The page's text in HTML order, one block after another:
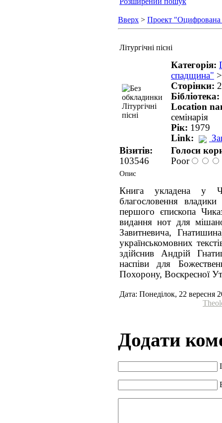
Вверх > Проект
Літургічні пісні
Категорія:
спадщина"
Сторінки:
Бібліотека:
Location
семінарія
Рік: 1979
Link:
Візитів:
103546
Голоси
Poor
Опис
Книга укладена
благословення
першого єпископа
видання нот для
Завитневича,
українськомовних
здійснив Андрій
наспіви для
Похорону, Воскресної
Дата: Понеділок, 22 вересня
Додати